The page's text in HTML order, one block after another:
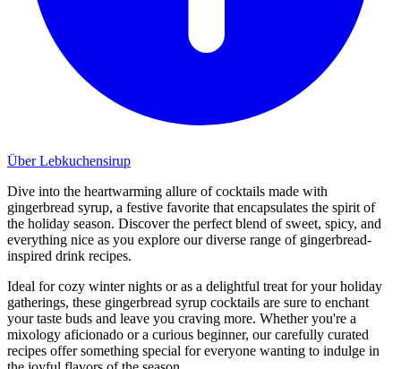
Über Lebkuchensirup
Dive into the heartwarming allure of cocktails made with
gingerbread syrup, a festive favorite that encapsulates the spirit of
the holiday season. Discover the perfect blend of sweet, spicy, and
everything nice as you explore our diverse range of gingerbread-
inspired drink recipes.
Ideal for cozy winter nights or as a delightful treat for your holiday
gatherings, these gingerbread syrup cocktails are sure to enchant
your taste buds and leave you craving more. Whether you're a
mixology aficionado or a curious beginner, our carefully curated
recipes offer something special for everyone wanting to indulge in